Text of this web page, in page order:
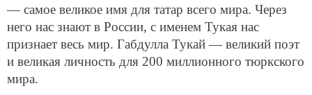
— самое великое имя для татар всего мира. Через
него нас знают в России, с именем Тукая нас
признает весь мир. Габдулла Тукай — великий поэт
и великая личность для 200 миллионного тюркского
мира.